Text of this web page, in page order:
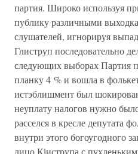
партия. Широко используя
публику различными
слушателей, игнорируя
Глиструп последовательно
следующих выборах Партия
планку 4 % и вошла в
истэблишмент был
неуплату налогов нужно
расселся в кресле депутата
внутри этого богоугодного
лицо Кіиструпа с